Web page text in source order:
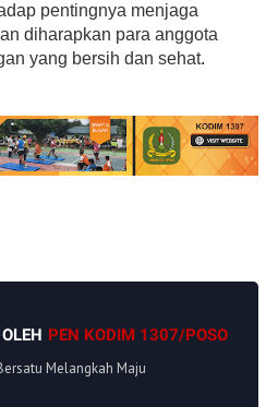
pentingnya menjaga
diharapkan para anggota
yang bersih dan sehat.
PEN KODIM 1307/POSO
Melangkah Maju